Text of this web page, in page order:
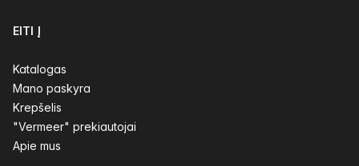
EITI Į
Katalogas
Mano paskyra
Krepšelis
"Vermeer" prekiautojai
Apie mus